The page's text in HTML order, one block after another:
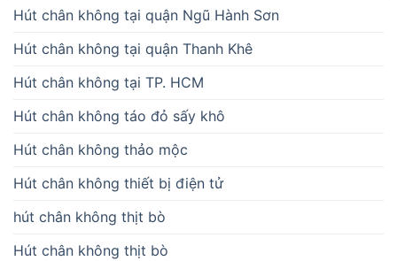
Hút chân không tại quận Ngũ Hành Sơn
Hút chân không tại quận Thanh Khê
Hút chân không tại TP. HCM
Hút chân không táo đỏ sấy khô
Hút chân không thảo mộc
Hút chân không thiết bị điện tử
hút chân không thịt bò
Hút chân không thịt bò